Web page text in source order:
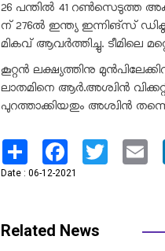
26 പന്തിൽ 41 റൺസെടുത്ത
ന് 276ൽ ഇന്ത്യ ഇന്നിങ്സ്
മികവ് ആവർത്തിച്ചു. ടീമിലെ
കൂറ്റൻ‌ ലക്ഷ്യത്തിനു
ലാതമിനെ ആർ.അശ്വിൻ
പുറത്താക്കിയതും അശ്വി‍ൻ
Share FacebookTwitter
Date : 06-12-2021
Related News